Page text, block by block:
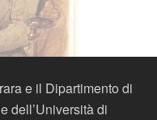
e il Dipartimento di
dell’Università di